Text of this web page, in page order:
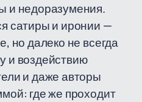
и недоразумения.
сатиры и иронии —
но далеко не всегда
и воздействию
и даже авторы
где же проходит